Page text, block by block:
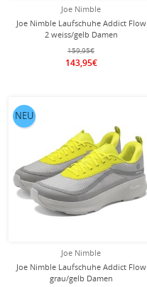
Joe Nimble
Joe Nimble Laufschuhe Addict Flow
2 weiss/gelb Damen
159,95€
143,95€
Joe Nimble
Joe Nimble Laufschuhe Addict Flow
grau/gelb Damen
NEU